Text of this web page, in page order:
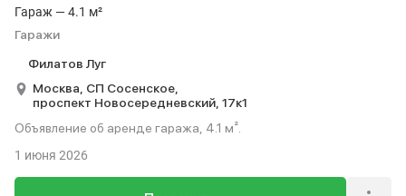
Гараж — 4.1 м²
Гаражи
Филатов Луг
Москва, СП Сосенское,
проспект Новосередневский, 17к1
Объявление об аренде гаража, 4.1 м².
1 июня 2026